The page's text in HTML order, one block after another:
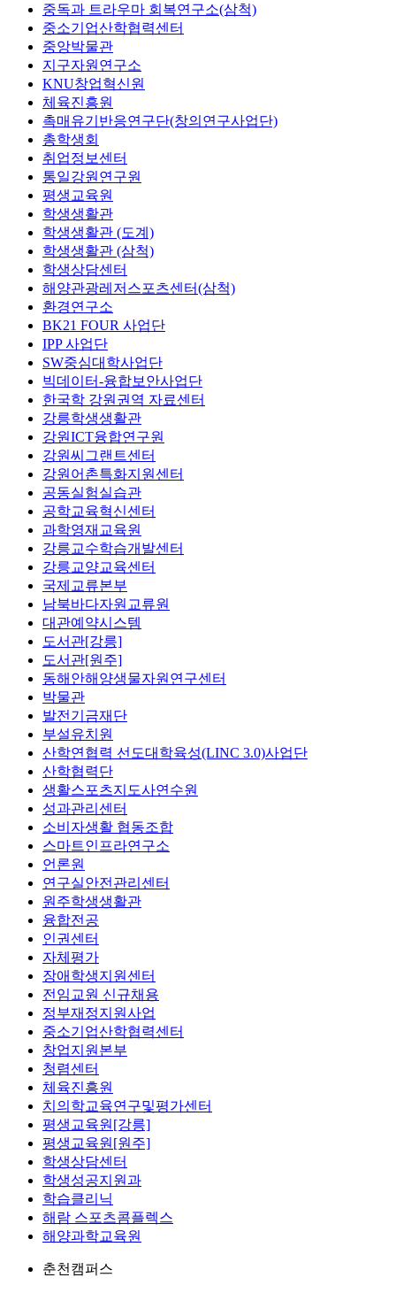
중독과 트라우마 회복연구소(삼척)
중소기업산학협력센터
중앙박물관
지구자원연구소
KNU창업혁신원
체육진흥원
촉매유기반응연구단(창의연구사업단)
총학생회
취업정보센터
통일강원연구원
평생교육원
학생생활관
학생생활관 (도계)
학생생활관 (삼척)
학생상담센터
해양관광레저스포츠센터(삼척)
환경연구소
BK21 FOUR 사업단
IPP 사업단
SW중심대학사업단
빅데이터-융합보안사업단
한국학 강원권역 자료센터
강릉학생생활관
강원ICT융합연구원
강원씨그랜트센터
강원어촌특화지원센터
공동실험실습관
공학교육혁신센터
과학영재교육원
강릉교수학습개발센터
강릉교양교육센터
국제교류본부
남북바다자원교류원
대관예약시스템
도서관[강릉]
도서관[원주]
동해안해양생물자원연구센터
박물관
발전기금재단
부설유치원
산학연협력 선도대학육성(LINC 3.0)사업단
산학협력단
생활스포츠지도사연수원
성과관리센터
소비자생활 협동조합
스마트인프라연구소
언론원
연구실안전관리센터
원주학생생활관
융합전공
인권센터
자체평가
장애학생지원센터
전임교원 신규채용
정부재정지원사업
중소기업산학협력센터
창업지원본부
청렴센터
체육진흥원
치의학교육연구및평가센터
평생교육원[강릉]
평생교육원[원주]
학생상담센터
학생성공지원과
학습클리닉
해람 스포츠콤플렉스
해양과학교육원
춘천캠퍼스